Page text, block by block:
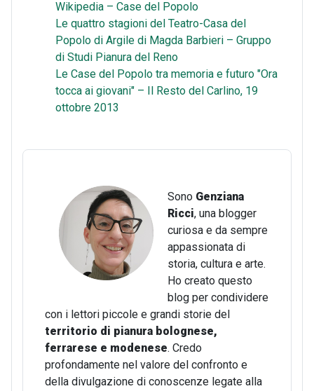
Wikipedia – Case del Popolo
Le quattro stagioni del Teatro-Casa del
Popolo di Argile di Magda Barbieri – Gruppo
di Studi Pianura del Reno
Le Case del Popolo tra memoria e futuro "Ora
tocca ai giovani" – Il Resto del Carlino, 19
ottobre 2013
Sono Genziana
Ricci, una blogger
curiosa e da sempre
appassionata di
storia, cultura e arte.
Ho creato questo
blog per condividere
con i lettori piccole e grandi storie del
territorio di pianura bolognese,
ferrarese e modenese. Credo
profondamente nel valore del confronto e
della divulgazione di conoscenze legate alla